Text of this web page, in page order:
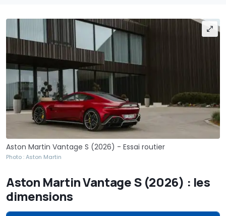
Aston Martin Vantage S (2026) - Essai routier
Photo : Aston Martin
Aston Martin Vantage S (2026) : les
dimensions